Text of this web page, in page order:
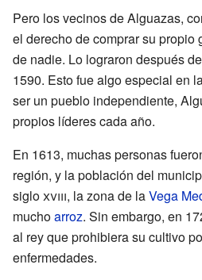
Pero los vecinos de Alguazas,
el derecho de comprar su propio
de nadie. Lo lograron después
1590. Esto fue algo especial en
ser un pueblo independiente,
propios líderes cada año.
En 1613, muchas personas
región, y la población del
sigloxviii, la zona de laVega
muchoarroz. Sin embargo, en
al rey que prohibiera su cultivo
enfermedades.